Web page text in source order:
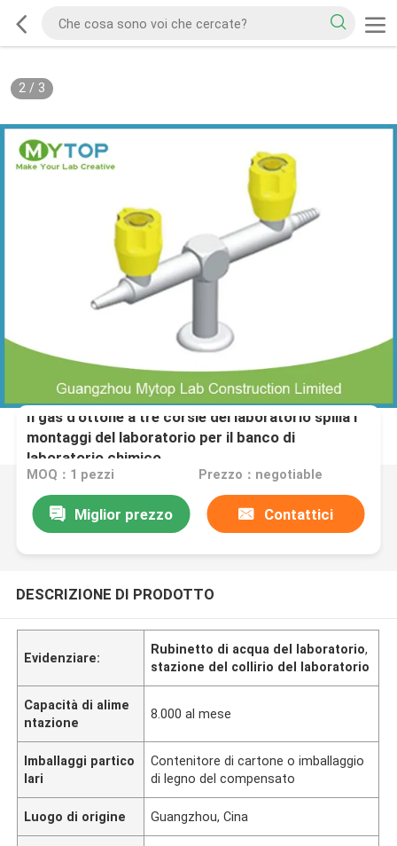
2/ 3
Il gas d'ottone a tre corsie del laboratorio spilla i
montaggi del laboratorio per il banco di
laboratorio chimico
MOQ：1 pezzi Prezzo：negotiable
Miglior prezzo Contattici
DESCRIZIONE DI PRODOTTO
Evidenziare:
Rubinetto di acqua del laboratorio,
stazione del collirio del laboratorio
Capacità di alime
ntazione
8.000 al mese
Imballaggi partico
lari
Contenitore di cartone o imballaggio
di legno del compensato
Luogo di origine Guangzhou, Cina